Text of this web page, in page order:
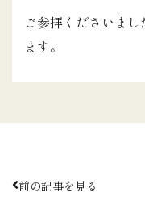
ご参拝くださいま
ます。
前の記事を見る